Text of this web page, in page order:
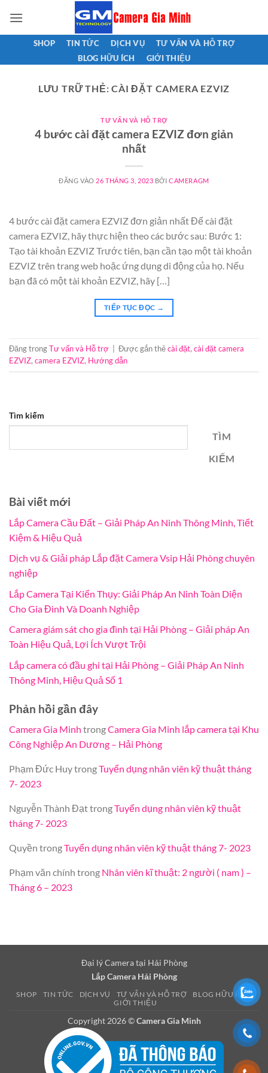
qua
nội
SHOP TIN TỨC DỊCH VỤ
TƯ VẤN VÀ HỖ TRỢ
BLOG HỮU ÍCH
GIỚI THIỆU
LƯU TRỮ THẺ:CÀI ĐẶT CAMERA EZVIZ
TƯ VẤN VÀ HỖ TRỢ
4 bước cài đặt camera EZVIZ đơn giản
nhất
ĐĂNG VÀO 26 THÁNG 3, 2023 BỞICAMERAGM
4 bước cài đặt camera EZVIZ đơn giản nhất Để cài đặt
camera EZVIZ, hãy thực hiện theo các bước sau: Bước 1:
Tạo tài khoản EZVIZ Trước tiên, bạn cần tạo một tài khoản
EZVIZ trên trang web hoặc ứng dụng di động của họ. Nếu
bạn đã có một tài khoản EZVIZ, hãy […]
TIẾP TỤC ĐỌC →
Đăng trongTư vấn và Hỗ trợ Được gắn thẻcài đặt, cài đặt camera
EZVIZ, camera EZVIZ, Hướng dẫn
Tìm kiếm
TÌM
KIẾM
Bài viết mới
Lắp Camera Cầu Đất – Giải Pháp An Ninh Thông Minh, Tiết
Kiệm & Hiệu Quả
Dịch vụ & Giải pháp Lắp đặt Camera Vsip Hải Phòng chuyên
nghiệp
Lắp Camera Tại Kiến Thụy: Giải Pháp An Ninh Toàn Diện
Cho Gia Đình Và Doanh Nghiệp
Camera giám sát cho gia đình tại Hải Phòng – Giải pháp An
Toàn Hiệu Quả, Lợi Ích Vượt Trội
Lắp camera có đầu ghi tại Hải Phòng – Giải Pháp An Ninh
Thông Minh, Hiệu Quả Số 1
Phản hồi gần đây
Camera Gia Minh trongCamera Gia Minh lắp camera tại Khu
Công Nghiệp An Dương – Hải Phòng
Phạm Đức HuytrongTuyển dụng nhân viên kỹ thuật tháng
7- 2023
Nguyễn Thành ĐạttrongTuyển dụng nhân viên kỹ thuật
tháng 7- 2023
Quyền trongTuyển dụng nhân viên kỹ thuật tháng 7- 2023
Phạm văn chính trong Nhân viên kĩ thuật: 2 người ( nam ) –
Tháng 6 – 2023
Đại lý Camera tại Hải Phòng
Lắp Camera Hải Phòng
SHOP TIN TỨC DỊCH VỤ TƯ VẤN VÀ HỖ TRỢ
BLOG HỮU ÍCH
GIỚI THIỆU
Copyright 2026 ©Camera Gia Minh